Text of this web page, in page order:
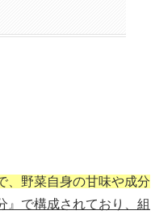
、野菜自身の甘味や成分
』で構成されており、組